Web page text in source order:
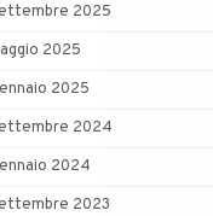
2025
2025
2025
2024
2024
2023